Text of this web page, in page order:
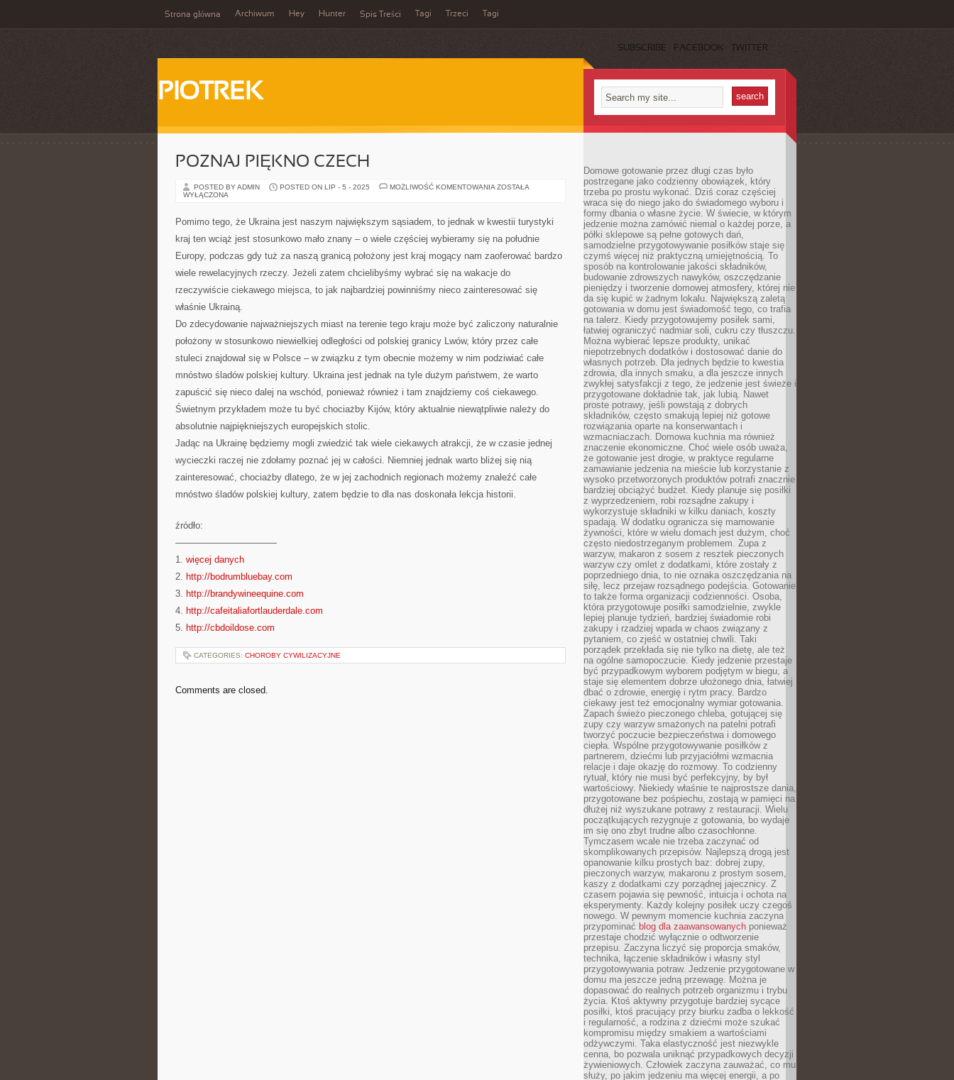
Strona główna Archiwum Hey Hunter Spis Treści Tagi Trzeci Tagi
SUBSCRIBE FACEBOOK TWITTER
PIOTREK
POZNAJ PIĘKNO CZECH
POSTED BY ADMIN POSTED ON LIP - 5 - 2025 MOŻLIWOŚĆ KOMENTOWANIA POZNAJ
ZOSTAŁA
WYŁĄCZONA
Pomimo tego, że Ukraina jest naszym największym sąsiadem, to jednak w kwestii turystyki
kraj ten wciąż jest stosunkowo mało znany – o wiele częściej wybieramy się na południe
Europy, podczas gdy tuż za naszą granicą położony jest kraj mogący nam zaoferować bardzo
wiele rewelacyjnych rzeczy. Jeżeli zatem chcielibyśmy wybrać się na wakacje do
rzeczywiście ciekawego miejsca, to jak najbardziej powinniśmy nieco zainteresować się
właśnie Ukrainą.
Do zdecydowanie najważniejszych miast na terenie tego kraju może być zaliczony naturalnie
położony w stosunkowo niewielkiej odległości od polskiej granicy Lwów, który przez całe
stuleci znajdował się w Polsce – w związku z tym obecnie możemy w nim podziwiać całe
mnóstwo śladów polskiej kultury. Ukraina jest jednak na tyle dużym państwem, że warto
zapuścić się nieco dalej na wschód, ponieważ również i tam znajdziemy coś ciekawego.
Świetnym przykładem może tu być chociażby Kijów, który aktualnie niewątpliwie należy do
absolutnie najpiękniejszych europejskich stolic.
Jadąc na Ukrainę będziemy mogli zwiedzić tak wiele ciekawych atrakcji, że w czasie jednej
wycieczki raczej nie zdołamy poznać jej w całości. Niemniej jednak warto bliżej się nią
zainteresować, chociażby dlatego, że w jej zachodnich regionach możemy znaleźć całe
mnóstwo śladów polskiej kultury, zatem będzie to dla nas doskonała lekcja historii.
źródło:
———————————
1. więcej danych
2. http://bodrumbluebay.com
3. http://brandywineequine.com
4. http://cafeitaliafortlauderdale.com
5. http://cbdoildose.com
CATEGORIES: CHOROBY CYWILIZACYJNE
Comments are closed.
Domowe gotowanie przez długi czas było
postrzegane jako codzienny obowiązek, który
trzeba po prostu wykonać. Dziś coraz częściej
wraca się do niego jako do świadomego wyboru i
formy dbania o własne życie. W świecie, w którym
jedzenie można zamówić niemal o każdej porze, a
półki sklepowe są pełne gotowych dań,
samodzielne przygotowywanie posiłków staje się
czymś więcej niż praktyczną umiejętnością. To
sposób na kontrolowanie jakości składników,
budowanie zdrowszych nawyków, oszczędzanie
pieniędzy i tworzenie domowej atmosfery, której nie
da się kupić w żadnym lokalu. Największą zaletą
gotowania w domu jest świadomość tego, co trafia
na talerz. Kiedy przygotowujemy posiłek sami,
łatwiej ograniczyć nadmiar soli, cukru czy tłuszczu.
Można wybierać lepsze produkty, unikać
niepotrzebnych dodatków i dostosować danie do
własnych potrzeb. Dla jednych będzie to kwestia
zdrowia, dla innych smaku, a dla jeszcze innych
zwykłej satysfakcji z tego, że jedzenie jest świeże i
przygotowane dokładnie tak, jak lubią. Nawet
proste potrawy, jeśli powstają z dobrych
składników, często smakują lepiej niż gotowe
rozwiązania oparte na konserwantach i
wzmacniaczach. Domowa kuchnia ma również
znaczenie ekonomiczne. Choć wiele osób uważa,
że gotowanie jest drogie, w praktyce regularne
zamawianie jedzenia na mieście lub korzystanie z
wysoko przetworzonych produktów potrafi znacznie
bardziej obciążyć budżet. Kiedy planuje się posiłki
z wyprzedzeniem, robi rozsądne zakupy i
wykorzystuje składniki w kilku daniach, koszty
spadają. W dodatku ogranicza się marnowanie
żywności, które w wielu domach jest dużym, choć
często niedostrzeganym problemem. Zupa z
warzyw, makaron z sosem z resztek pieczonych
warzyw czy omlet z dodatkami, które zostały z
poprzedniego dnia, to nie oznaka oszczędzania na
siłę, lecz przejaw rozsądnego podejścia. Gotowanie
to także forma organizacji codzienności. Osoba,
która przygotowuje posiłki samodzielnie, zwykle
lepiej planuje tydzień, bardziej świadomie robi
zakupy i rzadziej wpada w chaos związany z
pytaniem, co zjeść w ostatniej chwili. Taki
porządek przekłada się nie tylko na dietę, ale też
na ogólne samopoczucie. Kiedy jedzenie przestaje
być przypadkowym wyborem podjętym w biegu, a
staje się elementem dobrze ułożonego dnia, łatwiej
dbać o zdrowie, energię i rytm pracy. Bardzo
ciekawy jest też emocjonalny wymiar gotowania.
Zapach świeżo pieczonego chleba, gotującej się
zupy czy warzyw smażonych na patelni potrafi
tworzyć poczucie bezpieczeństwa i domowego
ciepła. Wspólne przygotowywanie posiłków z
partnerem, dziećmi lub przyjaciółmi wzmacnia
relacje i daje okazję do rozmowy. To codzienny
rytuał, który nie musi być perfekcyjny, by był
wartościowy. Niekiedy właśnie te najprostsze dania,
przygotowane bez pośpiechu, zostają w pamięci na
dłużej niż wyszukane potrawy z restauracji. Wielu
początkujących rezygnuje z gotowania, bo wydaje
im się ono zbyt trudne albo czasochłonne.
Tymczasem wcale nie trzeba zaczynać od
skomplikowanych przepisów. Najlepszą drogą jest
opanowanie kilku prostych baz: dobrej zupy,
pieczonych warzyw, makaronu z prostym sosem,
kaszy z dodatkami czy porządnej jajecznicy. Z
czasem pojawia się pewność, intuicja i ochota na
eksperymenty. Każdy kolejny posiłek uczy czegoś
nowego. W pewnym momencie kuchnia zaczyna
przypominać blog dla zaawansowanych ponieważ
przestaje chodzić wyłącznie o odtworzenie
przepisu. Zaczyna liczyć się proporcja smaków,
technika, łączenie składników i własny styl
przygotowywania potraw. Jedzenie przygotowane w
domu ma jeszcze jedną przewagę. Można je
dopasować do realnych potrzeb organizmu i trybu
życia. Ktoś aktywny przygotuje bardziej sycące
posiłki, ktoś pracujący przy biurku zadba o lekkość
i regularność, a rodzina z dziećmi może szukać
kompromisu między smakiem a wartościami
odżywczymi. Taka elastyczność jest niezwykle
cenna, bo pozwala uniknąć przypadkowych decyzji
żywieniowych. Człowiek zaczyna zauważać, co mu
służy, po jakim jedzeniu ma więcej energii, a po